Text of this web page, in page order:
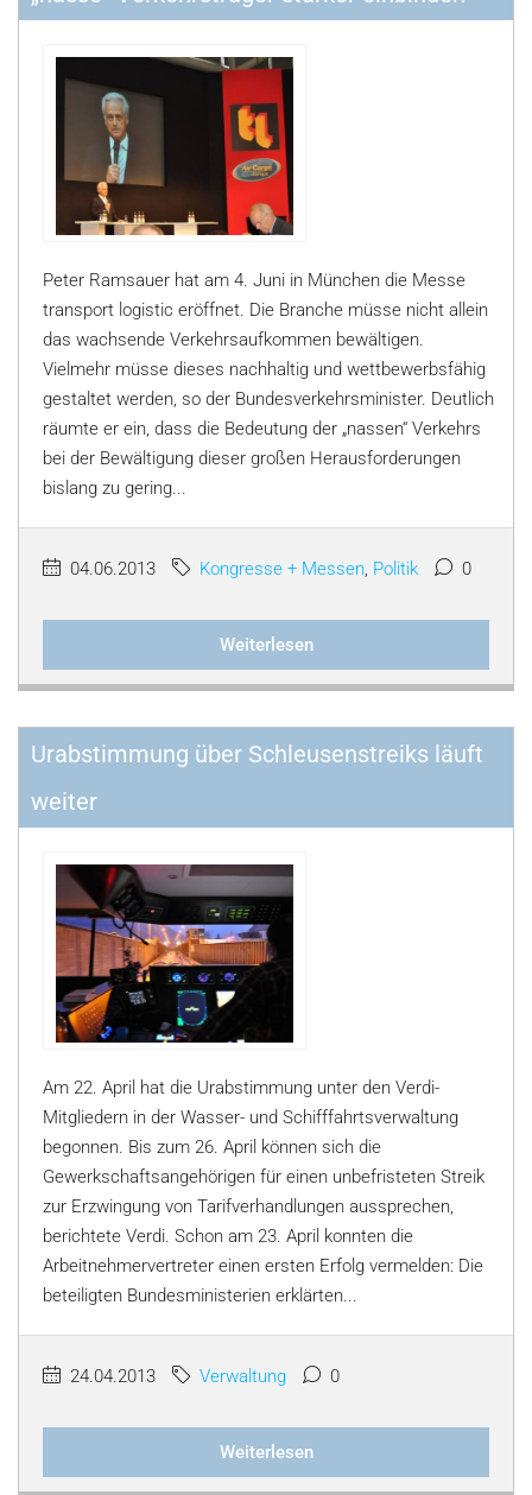
Peter Ramsauer hat am 4. Juni in München die Messe
transport logistic eröffnet. Die Branche müsse nicht allein
das wachsende Verkehrsaufkommen bewältigen.
Vielmehr müsse dieses nachhaltig und wettbewerbsfähig
gestaltet werden, so der Bundesverkehrsminister. Deutlich
räumte er ein, dass die Bedeutung der „nassen“ Verkehrs
bei der Bewältigung dieser großen Herausforderungen
bislang zu gering...
04.06.2013 Kongresse + Messen, Politik 0
Weiterlesen
Urabstimmung über Schleusenstreiks läuft
weiter
Am 22. April hat die Urabstimmung unter den Verdi-
Mitgliedern in der Wasser- und Schifffahrtsverwaltung
begonnen. Bis zum 26. April können sich die
Gewerkschaftsangehörigen für einen unbefristeten Streik
zur Erzwingung von Tarifverhandlungen aussprechen,
berichtete Verdi. Schon am 23. April konnten die
Arbeitnehmervertreter einen ersten Erfolg vermelden: Die
beteiligten Bundesministerien erklärten...
24.04.2013 Verwaltung 0
Weiterlesen